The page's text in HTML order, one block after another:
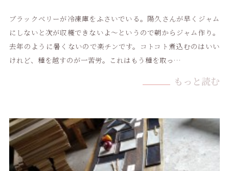
ブラックベリーが冷凍庫をふさいでいる。陽久さんが早くジャム
にしないと次が収穫できないよ〜というので朝からジャム作り。
去年のように暑くないので楽チンです。コトコト煮込むのはいい
けれど、種を越すのが一苦労。これはもう種を取っ…
もっと読む